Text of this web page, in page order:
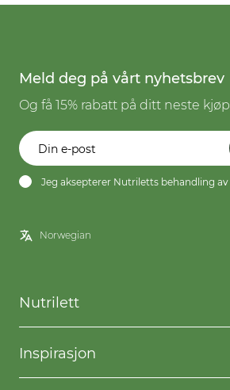
Meld deg på vårt nyhetsbrev
Og få 15% rabatt på ditt neste kjøp
Jeg aksepterer Nutriletts behandling av
Nutrilett
Kontakt oss
Spørsmål og svar
Frakt og levering
Inspirasjon
Willpower